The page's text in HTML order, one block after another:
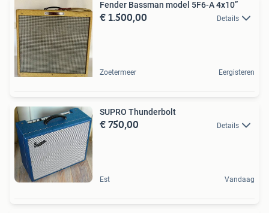
Fender Bassman model 5F6-A 4x10”
€ 1.500,00 Details
Zoetermeer Eergisteren
SUPRO Thunderbolt
€ 750,00 Details
Est Vandaag